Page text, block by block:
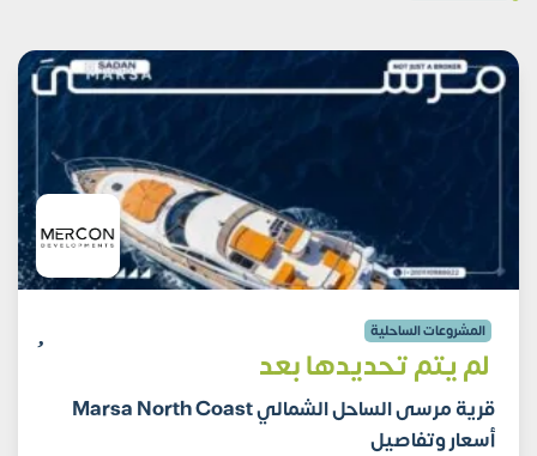
المشروعات الساحلية
لم يتم تحديدها بعد
قرية مرسى الساحل الشمالي Marsa North Coast
أسعار وتفاصيل